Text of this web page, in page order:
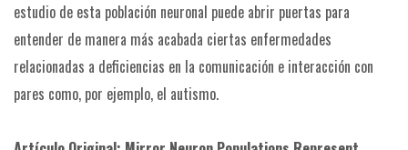
estudio de esta población neuronal puede abrir puertas para
entender de manera más acabada ciertas enfermedades
relacionadas a deficiencias en la comunicación e interacción con
pares como, por ejemplo, el autismo.